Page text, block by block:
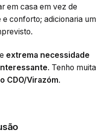
em casa em vez de
conforto; adicionaria um
extrema necessidade
. Tenho muita
CDO/Virazóm.